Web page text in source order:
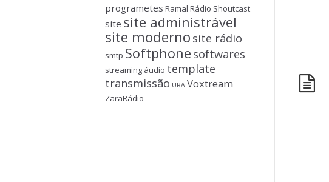
programetes Ramal Rádio Shoutcast
site site administrável
site moderno site rádio
smtp Softphone softwares
streaming áudio template
transmissão URA Voxtream
ZaraRádio